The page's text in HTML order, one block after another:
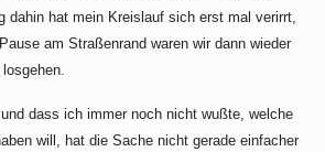
dahin hat mein Kreislauf sich erst mal verirrt,
am Straßenrand waren wir dann wieder
dass ich immer noch nicht wußte, welche
will, hat die Sache nicht gerade einfacher